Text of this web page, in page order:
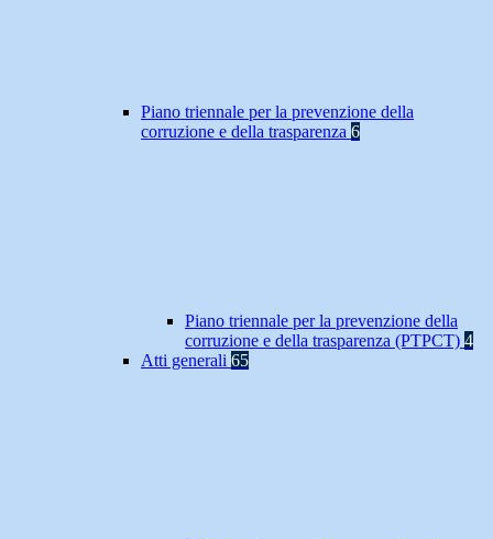
Piano triennale per la prevenzione della
corruzione e della trasparenza 6
Piano triennale per la prevenzione della
corruzione e della trasparenza (PTPCT) 4
Atti generali 65